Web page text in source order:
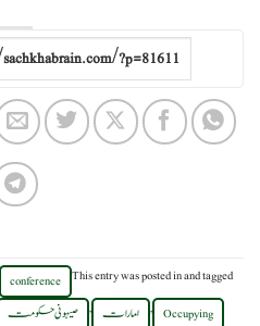
This entry was posted inand tagged
conference
Occupying
, امارات , صیہونی حکومت